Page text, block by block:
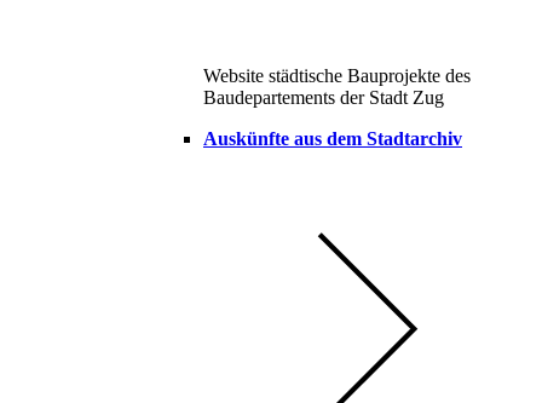
Website städtische Bauprojekte des
Baudepartements der Stadt Zug
Auskünfte aus dem Stadtarchiv